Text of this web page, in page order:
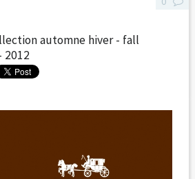
automne hiver - fall
2012